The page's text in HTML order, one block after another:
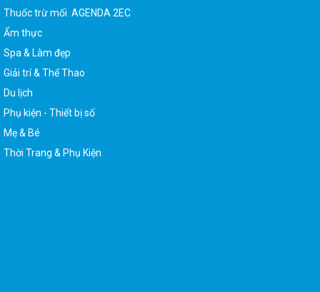
Thuốc trừ mối AGENDA 2EC
Ẩm thực
Spa & Làm đẹp
Giải trí & Thể Thao
Du lịch
Phụ kiện - Thiết bị số
Mẹ & Bé
Thời Trang & Phụ Kiện